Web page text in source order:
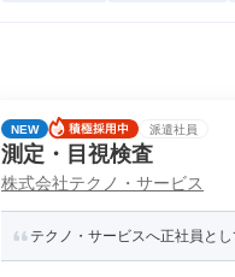
NEW 派遣社員
測定・目視検査
株式会社テクノ・サービス
テクノ・サービスへ正社員と